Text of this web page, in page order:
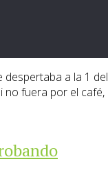
despertaba a la 1
no fuera por el